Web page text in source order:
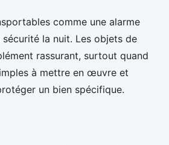
comme une alarme
la nuit. Les objets de
rassurant, surtout quand
à mettre en œuvre et
un bien spécifique.